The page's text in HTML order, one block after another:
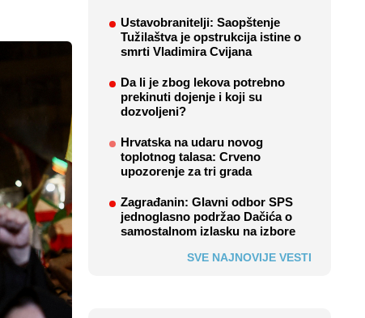
Ustavobranitelji: Saopštenje
Tužilaštva je opstrukcija istine o
smrti Vladimira Cvijana
Da li je zbog lekova potrebno
prekinuti dojenje i koji su
dozvoljeni?
Hrvatska na udaru novog
toplotnog talasa: Crveno
upozorenje za tri grada
Zagrađanin: Glavni odbor SPS
jednoglasno podržao Dačića o
samostalnom izlasku na izbore
SVE NAJNOVIJE VESTI